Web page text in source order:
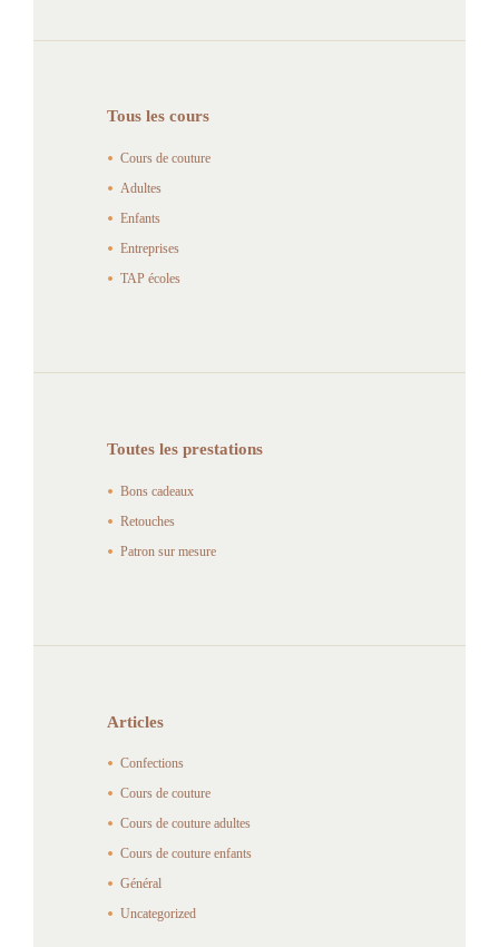
Tous les cours
Cours de couture
Adultes
Enfants
Entreprises
TAP écoles
Toutes les prestations
Bons cadeaux
Retouches
Patron sur mesure
Articles
Confections
Cours de couture
Cours de couture adultes
Cours de couture enfants
Général
Uncategorized